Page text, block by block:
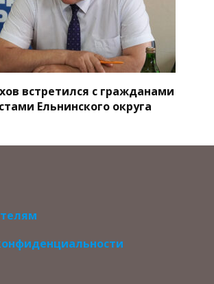
встретился с гражданами
Ельнинского округа